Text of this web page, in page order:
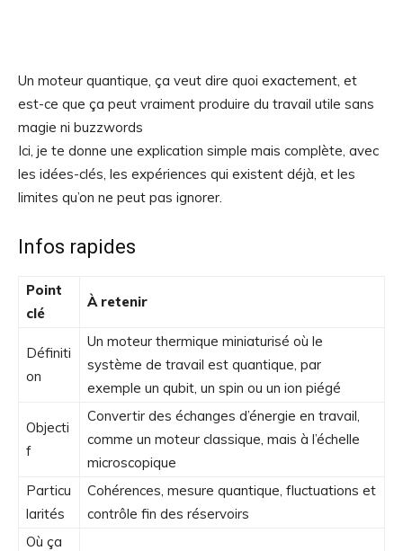
Un moteur quantique, ça veut dire quoi exactement, et
est-ce que ça peut vraiment produire du travail utile sans
magie ni buzzwords
Ici, je te donne une explication simple mais complète, avec
les idées-clés, les expériences qui existent déjà, et les
limites qu’on ne peut pas ignorer.
Infos rapides
Point
clé
À retenir
Définiti
on
Un moteur thermique miniaturisé où le
système de travail est quantique, par
exemple un qubit, un spin ou un ion piégé
Objecti
f
Convertir des échanges d’énergie en travail,
comme un moteur classique, mais à l’échelle
microscopique
Particu
larités
Cohérences, mesure quantique, fluctuations et
contrôle fin des réservoirs
Où ça